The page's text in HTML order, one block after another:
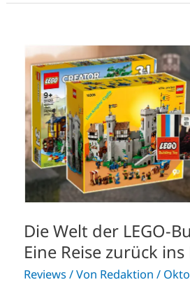
Die Welt der LEGO-
Eine Reise zurück
Reviews / Von Redaktion /
Die
Welt
der
LEGO-
Burgen
2024:
Eine
Reise
zurück
ins
Mittelalter